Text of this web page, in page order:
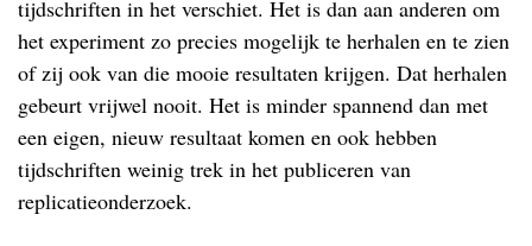
tijdschriften in het verschiet. Het is dan aan anderen om
het experiment zo precies mogelijk te herhalen en te zien
of zij ook van die mooie resultaten krijgen. Dat herhalen
gebeurt vrijwel nooit. Het is minder spannend dan met
een eigen, nieuw resultaat komen en ook hebben
tijdschriften weinig trek in het publiceren van
replicatieonderzoek.